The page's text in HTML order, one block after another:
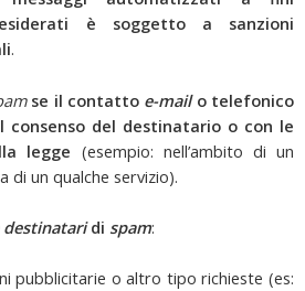
è soggetto a sanzioni
.
se il contatto e-mailo telefonico
del destinatario o con le
legge (esempio: nell’ambito di un
un qualche servizio).
destinataridi spam:
pubblicitarie o altro tipo richieste (es: